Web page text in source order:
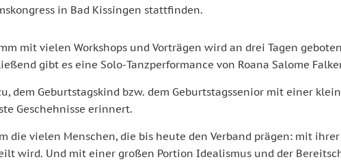
in Bad Kissingen stattfinden.
mit vielen Workshops und Vorträgen wird an drei Tagen
gibt es eine Solo-Tanzperformance von Roana Salome
dem Geburtstagskind bzw. dem Geburtstagssenior mit einer
Geschehnisse erinnert.
die vielen Menschen, die bis heute den Verband prägen: mit
wird. Und mit einer großen Portion Idealismus und der